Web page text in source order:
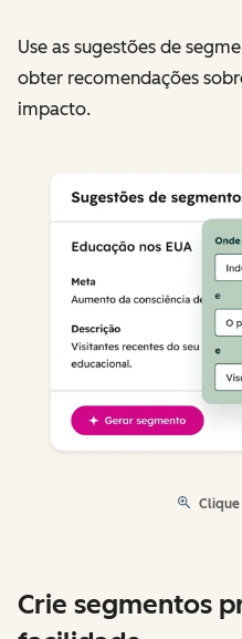
Use as sugestões de
obter recomendações
impacto.
Crie segmentos